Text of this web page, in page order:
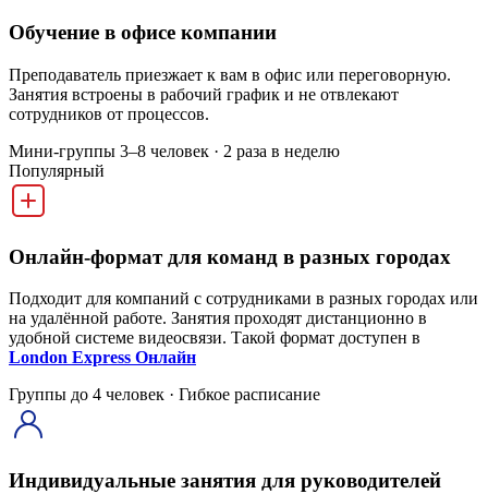
Обучение в офисе компании
Преподаватель приезжает к вам в офис или переговорную.
Занятия встроены в рабочий график и не отвлекают
сотрудников от процессов.
Мини-группы 3–8 человек · 2 раза в неделю
Популярный
Онлайн-формат для команд в разных городах
Подходит для компаний с сотрудниками в разных городах или
на удалённой работе. Занятия проходят дистанционно в
удобной системе видеосвязи. Такой формат доступен в
London Express Онлайн
Группы до 4 человек · Гибкое расписание
Индивидуальные занятия для руководителей